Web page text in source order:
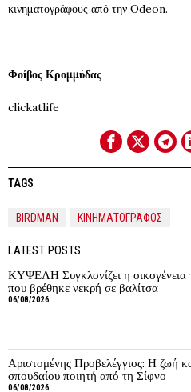
κινηματογράφους από την Odeon.
Φοίβος Κρομμύδας
clickatlife
TAGS
BIRDMAN ΚΙΝΗΜΑΤΟΓΡΆΦΟΣ
LATEST POSTS
ΚΥΨΕΛΗ Συγκλονίζει η οικογένεια
που βρέθηκε νεκρή σε βαλίτσα
06/08/2026
Αριστομένης Προβελέγγιος: Η ζωή
σπουδαίου ποιητή από τη Σίφνο
06/08/2026